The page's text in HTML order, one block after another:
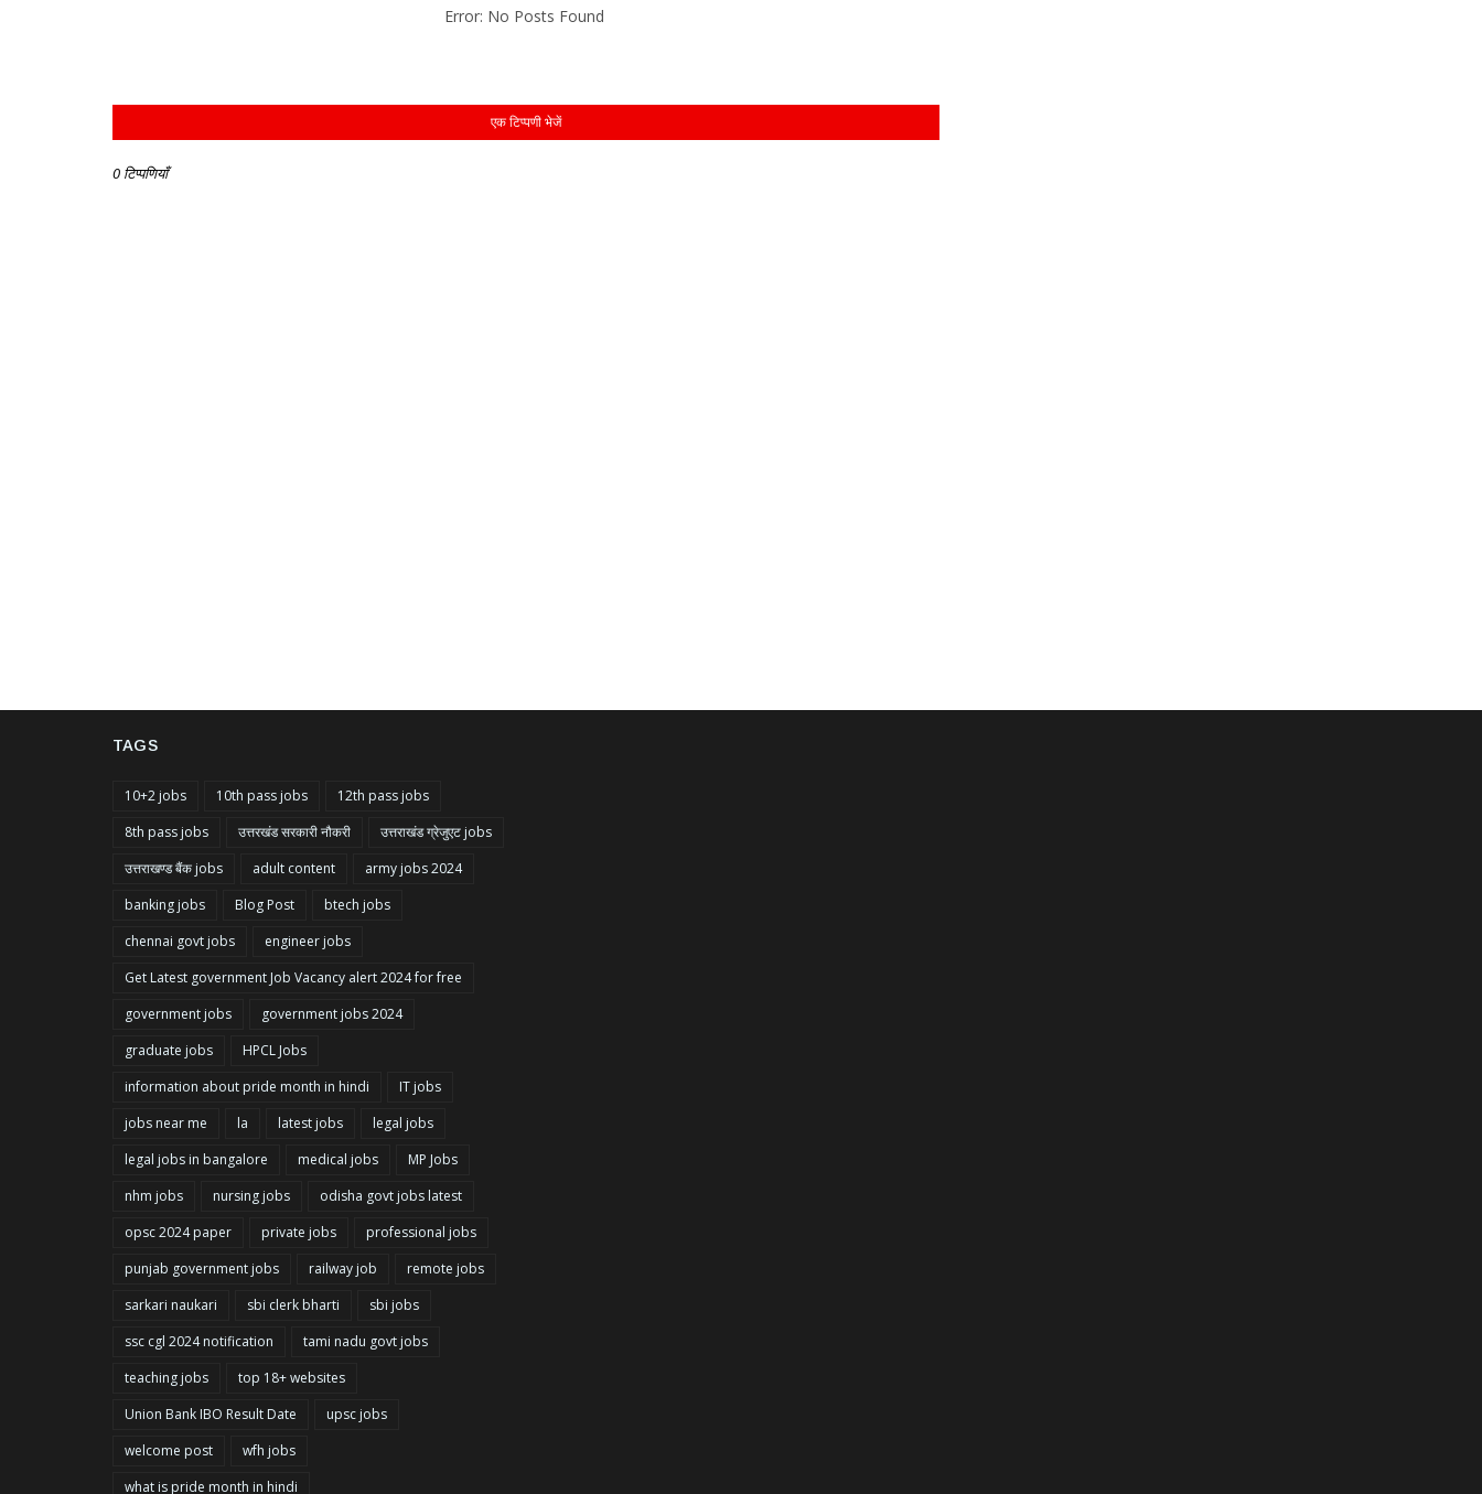
Error: No Posts Found
एक टिप्पणी भेजें
0 टिप्पणियाँ
TAGS
10+2 jobs 10th pass jobs
12th pass jobs
8th pass jobs
उत्तरखंड सरकारी नौकरी
उत्तराखंड ग्रेजुएट jobs
उत्तराखण्ड बैंक jobs
adult content
army jobs 2024
banking jobs
Blog Post
btech jobs
chennai govt jobs
engineer jobs
Get Latest government Job Vacancy alert 2024 for free
government jobs
government jobs 2024
graduate jobs
HPCL Jobs
information about pride month in hindi
IT jobs
jobs near me
la latest jobs
legal jobs
legal jobs in bangalore
medical jobs
MP Jobs
nhm jobs
nursing jobs
odisha govt jobs latest
opsc 2024 paper
private jobs
professional jobs
punjab government jobs
railway job
remote jobs
sarkari naukari
sbi clerk bharti
sbi jobs
ssc cgl 2024 notification
tami nadu govt jobs
teaching jobs
top 18+ websites
Union Bank IBO Result Date
upsc jobs
welcome post
wfh jobs
what is pride month in hindi